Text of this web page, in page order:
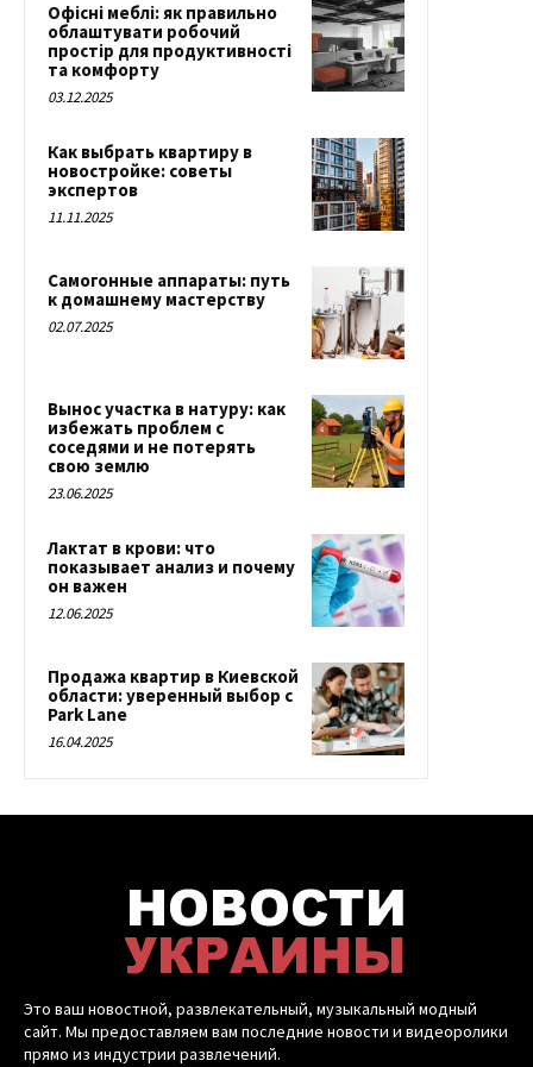
Офісні меблі: як правильно
облаштувати робочий
простір для продуктивності
та комфорту
03.12.2025
Как выбрать квартиру в
новостройке: советы
экспертов
11.11.2025
Самогонные аппараты: путь
к домашнему мастерству
02.07.2025
Вынос участка в натуру: как
избежать проблем с
соседями и не потерять
свою землю
23.06.2025
Лактат в крови: что
показывает анализ и почему
он важен
12.06.2025
Продажа квартир в Киевской
области: уверенный выбор с
Park Lane
16.04.2025
Это ваш новостной, развлекательный, музыкальный модный
сайт. Мы предоставляем вам последние новости и видеоролики
прямо из индустрии развлечений.